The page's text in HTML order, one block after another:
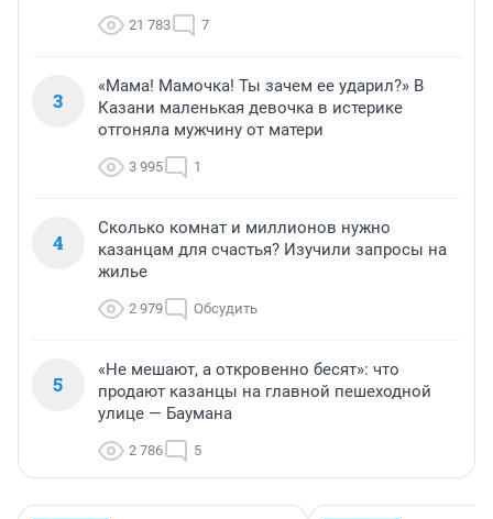
21 783 7
3
«Мама! Мамочка! Ты зачем ее ударил?» В
Казани маленькая девочка в истерике
отгоняла мужчину от матери
3 995 1
4
Сколько комнат и миллионов нужно
казанцам для счастья? Изучили запросы на
жилье
2 979 Обсудить
5
«Не мешают, а откровенно бесят»: что
продают казанцы на главной пешеходной
улице — Баумана
2 786 5